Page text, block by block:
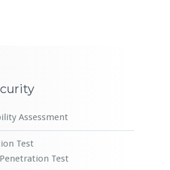
Assessment
Test
Test